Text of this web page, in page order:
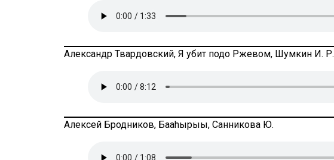
Александр Твардовский, Я убит подо Ржевом, Шумкин И. Р.
Алексей Бродников, Бааhырыы, Санникова Ю.